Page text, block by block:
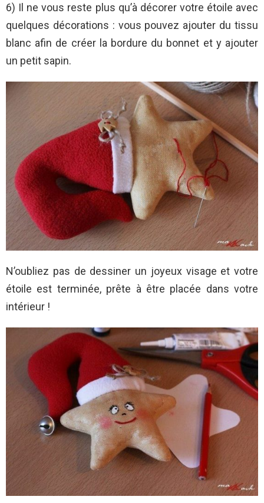
6) Il ne vous reste plus qu’à décorer votre étoile avec
quelques décorations : vous pouvez ajouter du tissu
blanc afin de créer la bordure du bonnet et y ajouter
un petit sapin.
N’oubliez pas de dessiner un joyeux visage et votre
étoile est terminée, prête à être placée dans votre
intérieur !